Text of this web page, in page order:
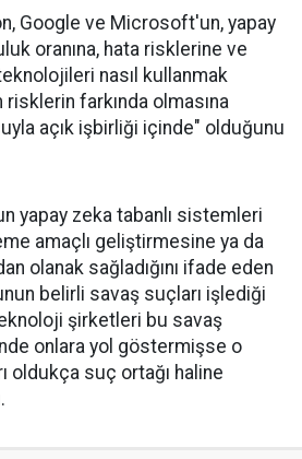
Google ve Microsoft'un, yapay
oranına, hata risklerine ve
nasıl kullanmak
farkında olmasına
açık işbirliği içinde" olduğunu
yapay zeka tabanlı sistemleri
amaçlı geliştirmesine ya da
olanak sağladığını ifade eden
belirli savaş suçları işlediği
şirketleri bu savaş
onlara yol göstermişse o
oldukça suç ortağı haline